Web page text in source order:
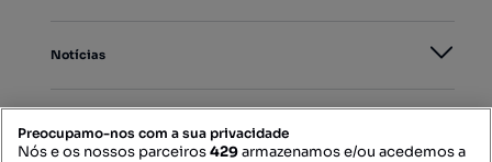
Notícias
Preocupamo-nos com a sua privacidade
Nós e os nossos parceiros429armazenamos e/ou acedemos a